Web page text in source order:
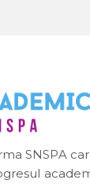
SNSPA